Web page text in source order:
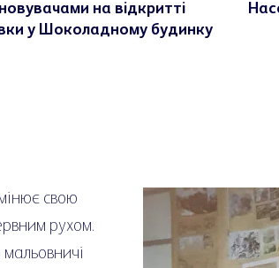
на відкритті
у Шоколадному будинку
свою
рухом.